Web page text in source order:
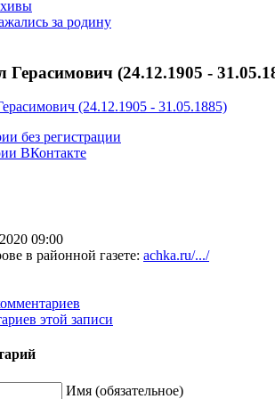
за родину
(24.12.1905 -
без регистрации
ВКонтакте
09:00
в районной газете: achka.ru/.../
этой записи
Имя (обязательное)